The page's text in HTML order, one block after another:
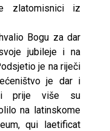
zlatomisnici iz
Bogu za dar
jubileje i na
je na riječi
je dar i
prije više su
na latinskome
qui laetificat